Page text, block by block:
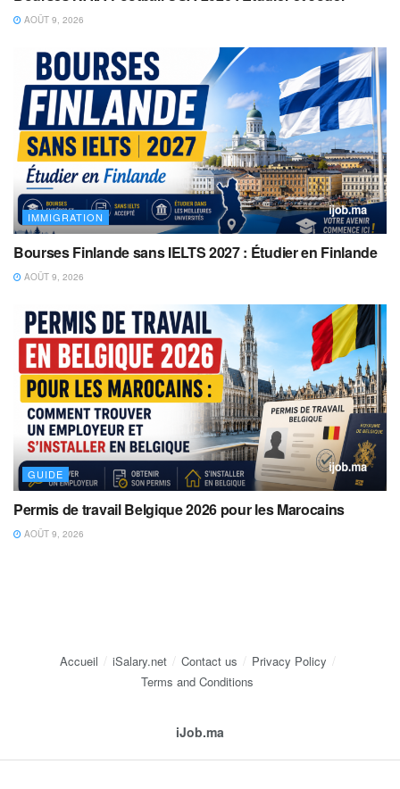
AOÛT 9, 2026
IMMIGRATION
Bourses Finlande sans IELTS 2027 : Étudier en Finlande
AOÛT 9, 2026
GUIDE
Permis de travail Belgique 2026 pour les Marocains
AOÛT 9, 2026
Accueil iSalary.net Contact us
Privacy Policy
Terms and Conditions
iJob.ma